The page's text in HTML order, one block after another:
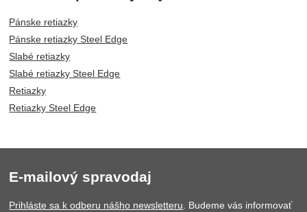
Pánske retiazky
Pánske retiazky Steel Edge
Slabé retiazky
Slabé retiazky Steel Edge
Retiazky
Retiazky Steel Edge
E-mailový spravodaj
Prihláste sa k odberu nášho newsletteru. Budeme vás informovať